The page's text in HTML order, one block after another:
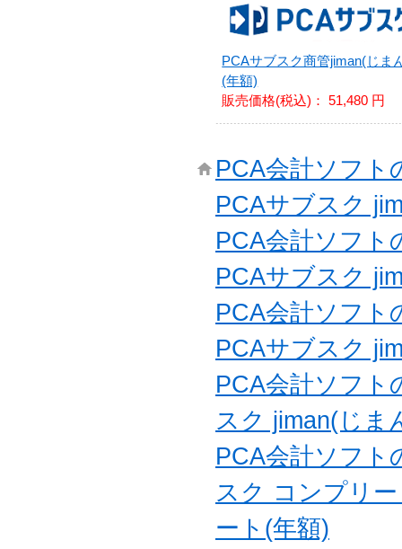
PCAサブスク商管jiman(じま
(年額)
販売価格(税込)：51,480 円
PCA会計ソフ
PCAサブスク
PCA会計ソフ
PCAサブスク
PCA会計ソフ
PCAサブスク
PCA会計ソフ
スク jiman(じま
PCA会計ソフ
スク コンプリ
ート(年額)